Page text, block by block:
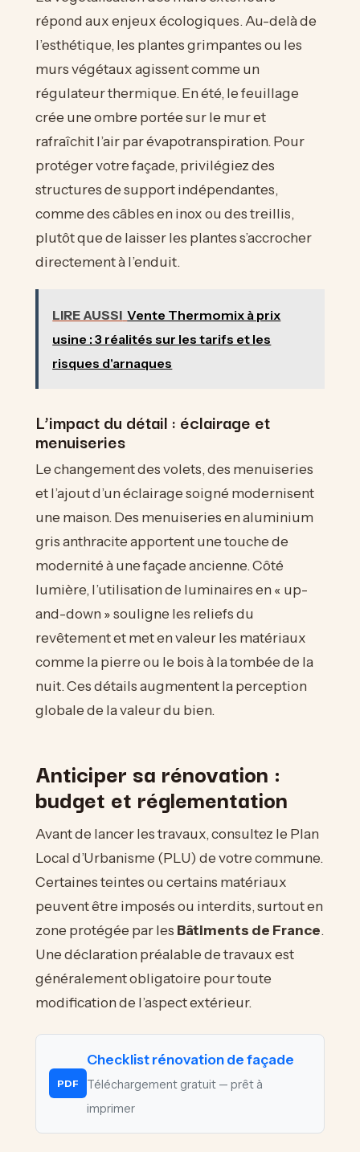
répond aux enjeux écologiques. Au-delà de
l’esthétique, les plantes grimpantes ou les
murs végétaux agissent comme un
régulateur thermique. En été, le feuillage
crée une ombre portée sur le mur et
rafraîchit l’air par évapotranspiration. Pour
protéger votre façade, privilégiez des
structures de support indépendantes,
comme des câbles en inox ou des treillis,
plutôt que de laisser les plantes s’accrocher
directement à l’enduit.
LIRE AUSSI Vente Thermomix à prix
usine : 3 réalités sur les tarifs et les
risques d'arnaques
L’impact du détail : éclairage et
menuiseries
Le changement des volets, des menuiseries
et l’ajout d’un éclairage soigné modernisent
une maison. Des menuiseries en aluminium
gris anthracite apportent une touche de
modernité à une façade ancienne. Côté
lumière, l’utilisation de luminaires en « up-
and-down » souligne les reliefs du
revêtement et met en valeur les matériaux
comme la pierre ou le bois à la tombée de la
nuit. Ces détails augmentent la perception
globale de la valeur du bien.
Anticiper sa rénovation :
budget et réglementation
Avant de lancer les travaux, consultez le Plan
Local d’Urbanisme (PLU) de votre commune.
Certaines teintes ou certains matériaux
peuvent être imposés ou interdits, surtout en
zone protégée par les Bâtiments de France.
Une déclaration préalable de travaux est
généralement obligatoire pour toute
modification de l’aspect extérieur.
PDF
Checklist rénovation de façade
Téléchargement gratuit — prêt à
imprimer